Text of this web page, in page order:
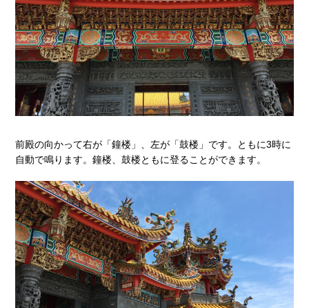
前殿の向かって右が「鐘楼」、左が「鼓楼」です。ともに3時に
自動で鳴ります。鐘楼、鼓楼ともに登ることができます。